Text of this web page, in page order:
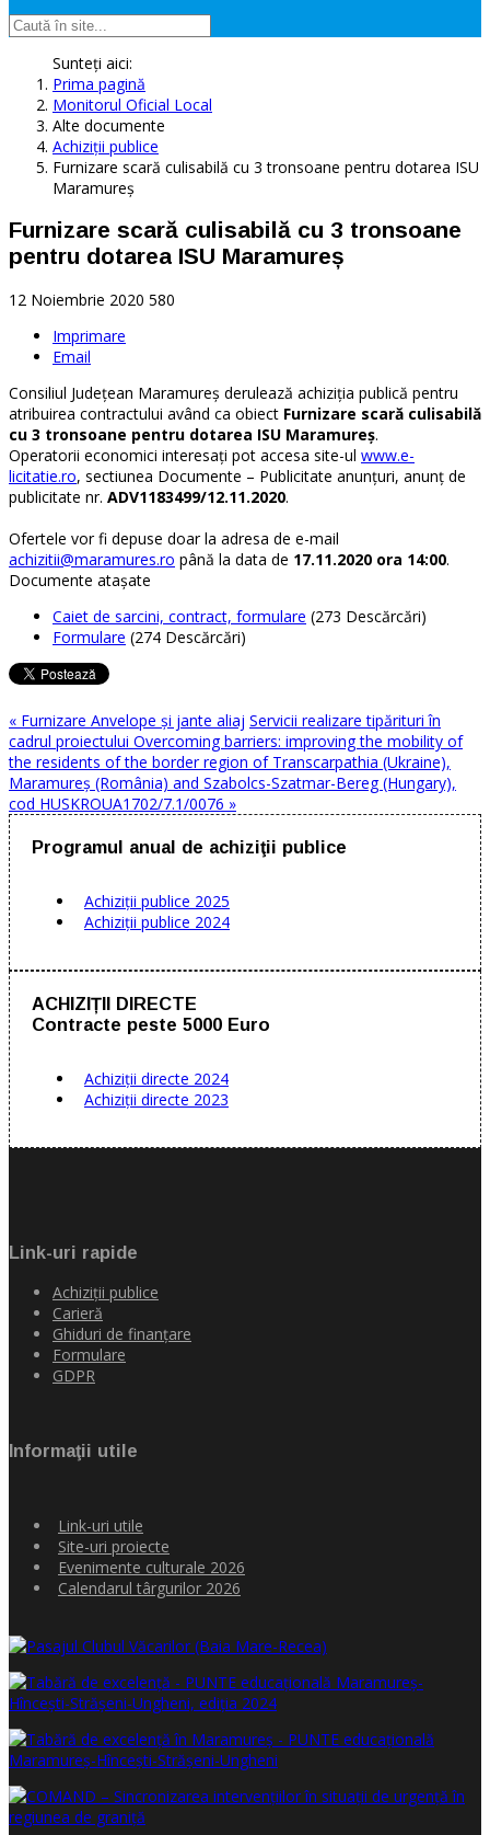
Sunteți aici:
Prima pagină
Monitorul Oficial Local
Alte documente
Achiziţii publice
Furnizare scară culisabilă cu 3 tronsoane pentru dotarea ISU
Maramureș
Furnizare scară culisabilă cu 3 tronsoane
pentru dotarea ISU Maramureș
12 Noiembrie 2020 580
Imprimare
Email
Consiliul Județean Maramureș derulează achiziția publică pentru
atribuirea contractului având ca obiect Furnizare scară culisabilă
cu 3 tronsoane pentru dotarea ISU Maramureș.
Operatorii economici interesați pot accesa site-ul www.e-
licitatie.ro, sectiunea Documente – Publicitate anunțuri, anunț de
publicitate nr. ADV1183499/12.11.2020.
Ofertele vor fi depuse doar la adresa de e-mail
achizitii@maramures.ro până la data de 17.11.2020 ora 14:00.
Documente ataşate
Caiet de sarcini, contract, formulare (273 Descărcări)
Formulare (274 Descărcări)
« Furnizare Anvelope și jante aliaj Servicii realizare tipărituri în
cadrul proiectului Overcoming barriers: improving the mobility of
the residents of the border region of Transcarpathia (Ukraine),
Maramureș (România) and Szabolcs-Szatmar-Bereg (Hungary),
cod HUSKROUA1702/7.1/0076 »
Programul anual de achiziţii publice
Achiziţii publice 2025
Achiziţii publice 2024
ACHIZIȚII DIRECTE
Contracte peste 5000 Euro
Achiziții directe 2024
Achiziții directe 2023
Link-uri rapide
Achiziţii publice
Carieră
Ghiduri de finanţare
Formulare
GDPR
Informaţii utile
Link-uri utile
Site-uri proiecte
Evenimente culturale 2026
Calendarul târgurilor 2026